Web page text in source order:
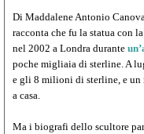
Di Maddalene Antonio
racconta che fu la statua con
nel 2002 a Londra durante
poche migliaia di sterline. A
e gli 8 milioni di sterline, e un
a casa.
Ma i biografi dello scultore